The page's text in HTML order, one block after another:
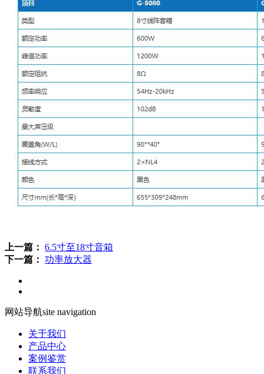
上一篇： 6.5寸至18寸音箱
下一篇： 功率放大器
网站导航site navigation
关于我们
产品中心
案例鉴赏
联系我们